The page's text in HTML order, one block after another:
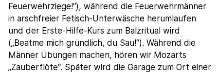
Feuerwehrziege!“), während die Feuerwehrmänner
in arschfreier Fetisch-Unterwäsche herumlaufen
und der Erste-Hilfe-Kurs zum Balzritual wird
(„Beatme mich gründlich, du Sau!“). Während die
Männer Übungen machen, hören wir Mozarts
„Zauberflöte“. Später wird die Garage zum Ort einer